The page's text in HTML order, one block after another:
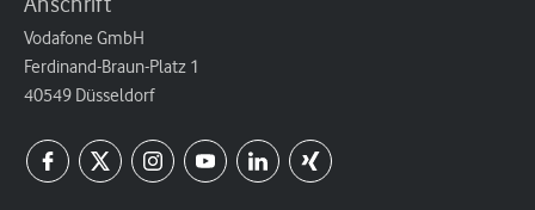
Vodafone GmbH
Ferdinand-Braun-Platz 1
40549 Düsseldorf